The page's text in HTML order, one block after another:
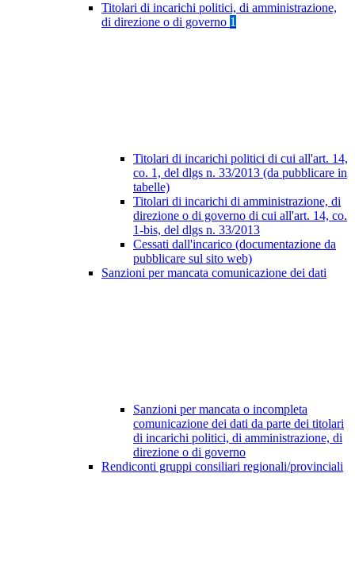
Titolari di incarichi politici, di amministrazione,
di direzione o di governo 1
Titolari di incarichi politici di cui all'art. 14,
co. 1, del dlgs n. 33/2013 (da pubblicare in
tabelle)
Titolari di incarichi di amministrazione, di
direzione o di governo di cui all'art. 14, co.
1-bis, del dlgs n. 33/2013
Cessati dall'incarico (documentazione da
pubblicare sul sito web)
Sanzioni per mancata comunicazione dei dati
Sanzioni per mancata o incompleta
comunicazione dei dati da parte dei titolari
di incarichi politici, di amministrazione, di
direzione o di governo
Rendiconti gruppi consiliari regionali/provinciali